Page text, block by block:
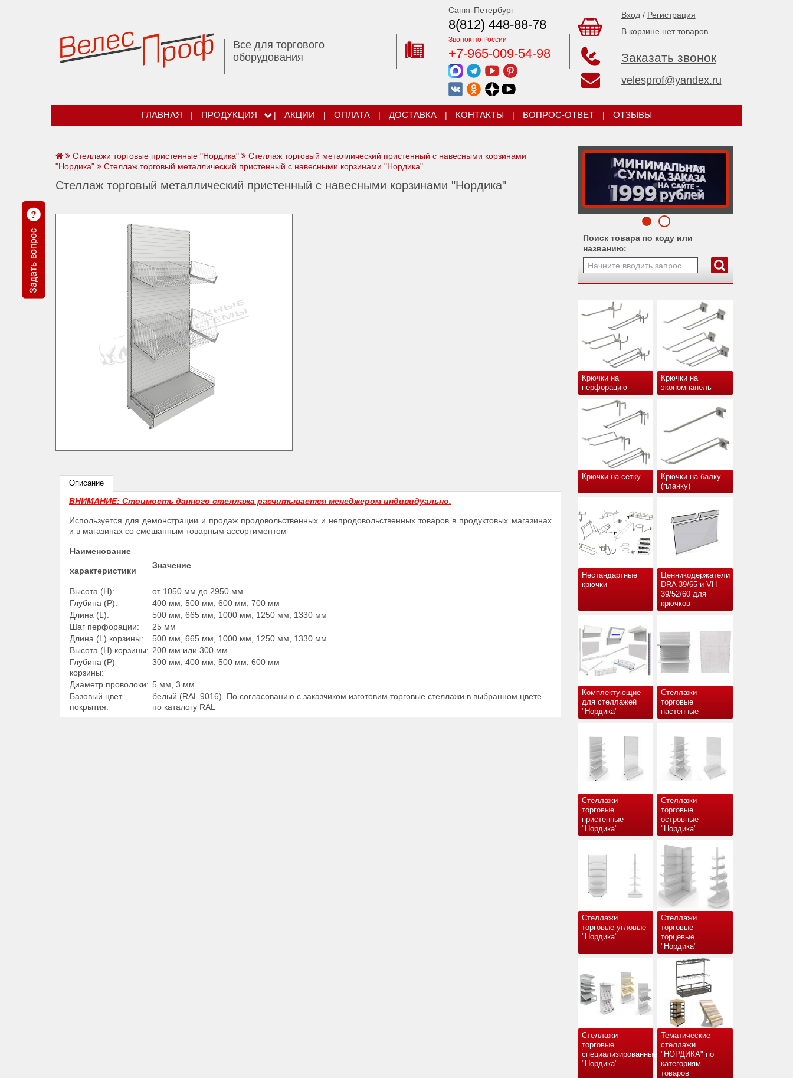
Все для торгового
оборудования
Санкт-Петербург
8(812) 448-88-78
Звонок по России
+7-965-009-54-98
Вход / Регистрация
В корзине нет товаров
Заказать звонок
velesprof@yandex.ru
ГЛАВНАЯ | ПРОДУКЦИЯ | АКЦИИ | ОПЛАТА | ДОСТАВКА | КОНТАКТЫ | ВОПРОС-ОТВЕТ | ОТЗЫВЫ
Поиск товара по коду или
названию:
Крючки на
перфорацию
Крючки на
экономпанель
Крючки на сетку
Крючки на балку
(планку)
Нестандартные
крючки
Ценникодержатели
DRA 39/65 и VH
39/52/60 для
крючков
Комплектующие
для стеллажей
"Нордика"
Стеллажи
торговые
настенные
Стеллажи
торговые
пристенные
"Нордика"
Стеллажи
торговые
островные
"Нордика"
Стеллажи
торговые угловые
"Нордика"
Стеллажи
торговые
торцевые
"Нордика"
Стеллажи
торговые
специализированные
"Нордика"
Тематические
стеллажи
"НОРДИКА" по
категориям
товаров
Стеллажи торговые пристенные "Нордика"
Стеллаж торговый металлический пристенный с навесными корзинами
"Нордика"
Стеллаж торговый металлический пристенный с навесными корзинами "Нордика"
Стеллаж торговый металлический пристенный с навесными корзинами "Нордика"
Описание
ВНИМАНИЕ: Стоимость данного стеллажа расчитывается менеджером индивидуально.
Используется для демонстрации и продаж продовольственных и непродовольственных товаров в продуктовых магазинах
и в магазинах со смешанным товарным ассортиментом
Наименование
характеристики
Значение
Высота (Н):
от 1050 мм до 2950 мм
Глубина (Р):
400 мм, 500 мм, 600 мм, 700 мм
Длина (L):
500 мм, 665 мм, 1000 мм, 1250 мм, 1330 мм
Шаг перфорации:
25 мм
Длина (L) корзины:
500 мм, 665 мм, 1000 мм, 1250 мм, 1330 мм
Высота (Н) корзины: 200 мм или 300 мм
Глубина (Р)
корзины:
300 мм, 400 мм, 500 мм, 600 мм
Диаметр проволоки: 5 мм, 3 мм
Базовый цвет
покрытия:
белый (RAL 9016). По согласованию с заказчиком изготовим торговые стеллажи в выбранном цвете
по каталогу RAL